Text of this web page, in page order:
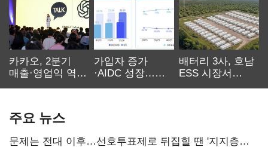
카카오, 2분기
매출·영업익 역대
가입자 증가
·AIDC 성장…
배터리 3사, 호남
ESS 시장서
주요 뉴스
문제는 전대 이후…선호투표제로 뒤집힐 땐 '지지층